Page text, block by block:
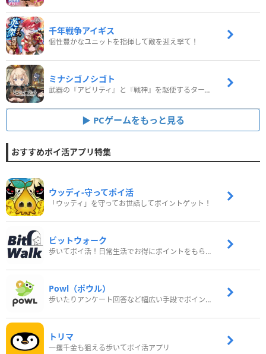
千年戦争アイギス
個性豊かなユニットを指揮して敵を迎え撃て！
ミナシゴノシゴト
武器の『アビリティ』と『戦神』を駆使するターン制コマンドバトルRPG！
PCゲームをもっと見る
おすすめポイ活アプリ特集
ウッディ‐守ってポイ活
「ウッディ」を守ってお世話してポイントゲット！
ビットウォーク
歩いてポイ活！日常生活でお得にポイントをもらおう
Powl（ポウル）
歩いたりアンケート回答など幅広い手段でポイントをゲット
トリマ
一攫千金も狙える歩いてポイ活アプリ